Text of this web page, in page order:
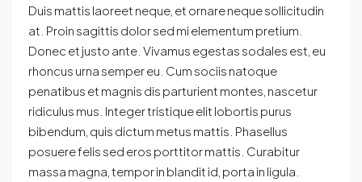
Duis mattis laoreet neque, et ornare neque sollicitudin
at. Proin sagittis dolor sed mi elementum pretium.
Donec et justo ante. Vivamus egestas sodales est, eu
rhoncus urna semper eu. Cum sociis natoque
penatibus et magnis dis parturient montes, nascetur
ridiculus mus. Integer tristique elit lobortis purus
bibendum, quis dictum metus mattis. Phasellus
posuere felis sed eros porttitor mattis. Curabitur
massa magna, tempor in blandit id, porta in ligula.